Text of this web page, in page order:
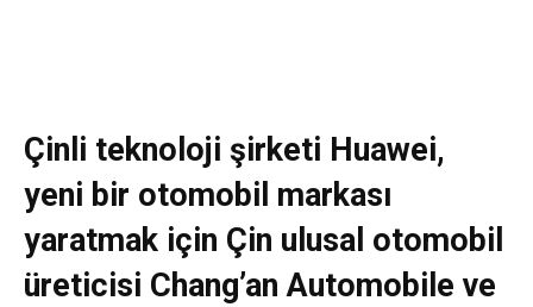
Çinli teknoloji şirketi Huawei,
yeni bir otomobil markası
yaratmak için Çin ulusal otomobil
üreticisi Chang’an Automobile ve